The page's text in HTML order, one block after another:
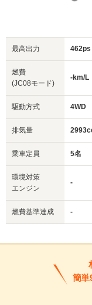
最高出力 462ps
燃費
(JC08モード)
-km/L
駆動方式 4WD
排気量
乗車定員 5名
環境対策
エンジン
-
燃費基準達成 -
簡単